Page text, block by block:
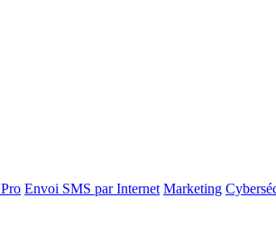
Envoi SMS par Internet Marketing